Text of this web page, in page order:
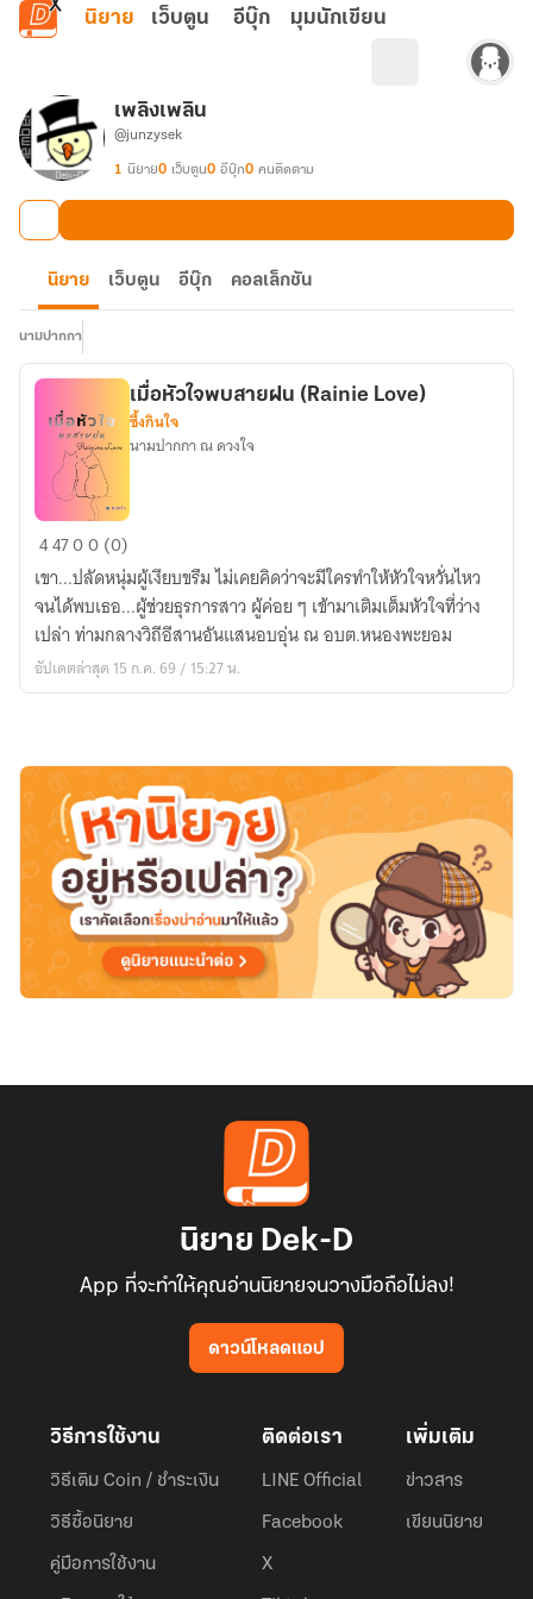
ข้ามไปยังเนื้อหาหลัก
นิยาย เว็บตูน อีบุ๊ก มุมนักเขียน
เพลิงเพลิน
@junzysek
1 นิยาย0 เว็บตูน0 อีบุ๊ก0 คนติดตาม
นิยาย เว็บตูน อีบุ๊ก คอลเล็กชัน
นามปากกา
เมื่อ
พบ
สาย
ฝน
(Rainie
เมื่อหัวใจพบสายฝน (Rainie Love)
ซึ้งกินใจ
นามปากกา ณ ดวงใจ
44700 (0)
เขา...ปลัดหนุ่มผู้เงียบขรึม ไม่เคยคิดว่าจะมีใครทำให้หัวใจหวั่นไหว
จนได้พบเธอ...ผู้ช่วยธุรการสาว ผู้ค่อย ๆ เข้ามาเติมเต็มหัวใจที่ว่าง
เปล่า ท่ามกลางวิถีอีสานอันแสนอบอุ่น ณ อบต.หนองพะยอม
อัปเดตล่าสุด 15 ก.ค. 69 / 15:27 น.
นิยาย Dek-D
App ที่จะทำให้คุณอ่านนิยายจนวางมือถือไม่ลง!
ดาวน์โหลดแอป
วิธีการใช้งาน
วิธีเติม Coin / ชำระเงิน
วิธีซื้อนิยาย
คู่มือการใช้งาน
ติดต่อเรา
LINE Official
Facebook
X
เพิ่มเติม
ข่าวสาร
เขียนนิยาย